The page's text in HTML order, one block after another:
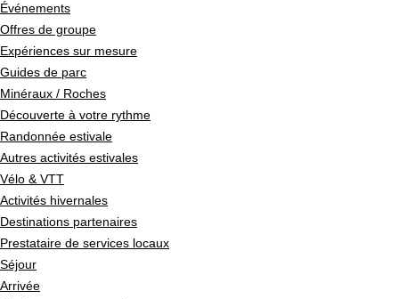
Événements
Offres de groupe
Expériences sur mesure
Guides de parc
Minéraux / Roches
Découverte à votre rythme
Randonnée estivale
Autres activités estivales
Vélo & VTT
Activités hivernales
Destinations partenaires
Prestataire de services locaux
Séjour
Arrivée